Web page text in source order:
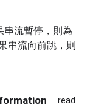
串流暫停，則為
串流向前跳，則
read